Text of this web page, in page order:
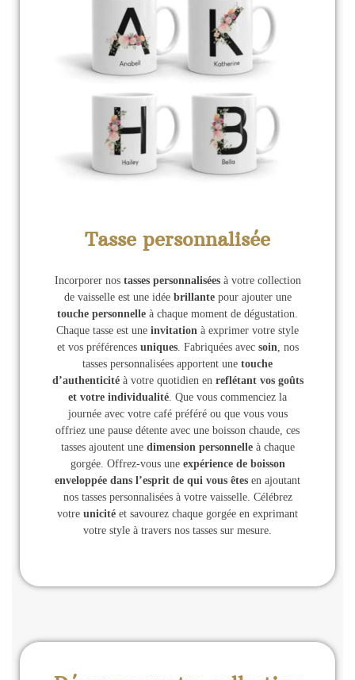
Tasse personnalisée
Incorporer nos tasses personnaliséesà votre collection
de vaisselle est une idée brillantepour ajouter une
touche personnelle à chaque moment de dégustation.
Chaque tasse est une invitation à exprimer votre style
et vos préférences uniques. Fabriquées avec soin , nos
tasses personnalisées apportent une touche
d’authenticitéà votre quotidien en reflétant vos goûts
et votre individualité . Que vous commenciez la
journée avec votre café préféré ou que vous vous
offriez une pause détente avec une boisson chaude, ces
tasses ajoutent une dimension personnelleà chaque
gorgée. Offrez-vous une expérience de boisson
enveloppée dans l’esprit de qui vous êtes en ajoutant
nos tasses personnalisées à votre vaisselle. Célébrez
votre unicité et savourez chaque gorgée en exprimant
votre style à travers nos tasses sur mesure.